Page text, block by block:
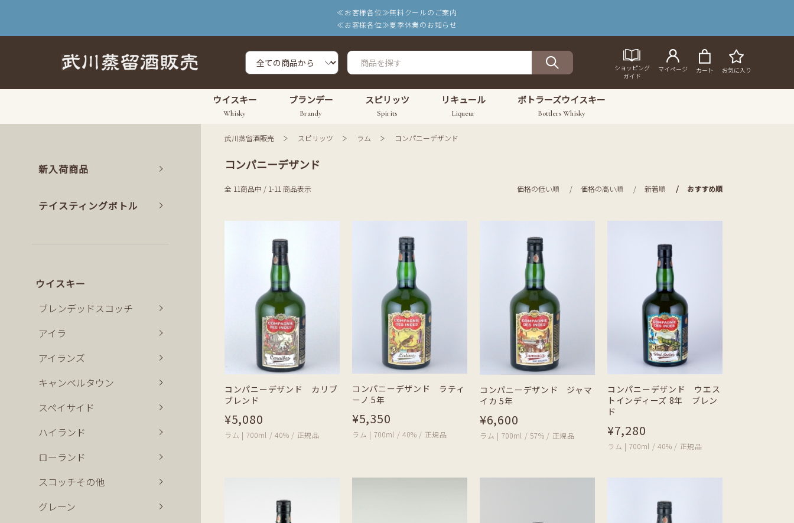
≪お客様各位≫無料クールのご案内
≪お客様各位≫夏季休業のお知らせ
ショッピング
ガイド
マイページ カート お気に入り
ウイスキー
Whisky
ブランデー
Brandy
スピリッツ
Spirits
リキュール
Liqueur
ボトラーズウイスキー
Bottlers Whisky
武川蒸留酒販売 スピリッツ ラム コンパニーデザンド
コンパニーデザンド
全 11商品中 / 1-11 商品表示 価格の低い順 価格の高い順 新着順 おすすめ順
コンパニーデザンド カリブ
ブレンド
¥5,080
ラム | 700ml / 40% / 正規品
コンパニーデザンド ラティ
ーノ 5年
¥5,350
ラム | 700ml / 40% / 正規品
コンパニーデザンド ジャマ
イカ 5年
¥6,600
ラム | 700ml / 57% / 正規品
コンパニーデザンド ウエス
トインディーズ 8年 ブレン
ド
¥7,280
ラム | 700ml / 40% / 正規品
新入荷商品
テイスティングボトル
ウイスキー
ブレンデッドスコッチ
アイラ
アイランズ
キャンベルタウン
スペイサイド
ハイランド
ローランド
スコッチその他
グレーン